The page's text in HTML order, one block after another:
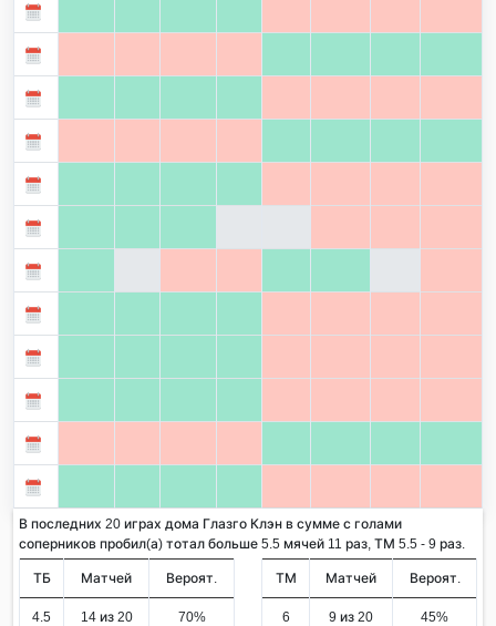
В последних 20 играх дома Глазго Клэн в сумме с голами
соперников пробил(а) тотал больше 5.5 мячей 11 раз, ТМ 5.5 - 9 раз.
ТБ Матчей Вероят.
4.5 14 из 20 70%
ТМ Матчей Вероят.
6 9 из 20 45%